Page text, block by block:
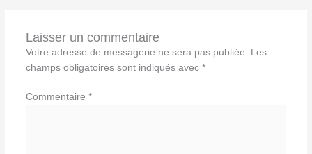
Laisser un commentaire
Votre adresse de messagerie ne sera pas publiée.
Les
champs obligatoires sont indiqués avec *
Commentaire *